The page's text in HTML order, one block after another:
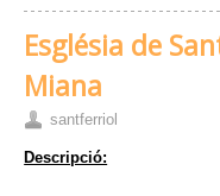
Església de
Miana
santferriol
Descripció: